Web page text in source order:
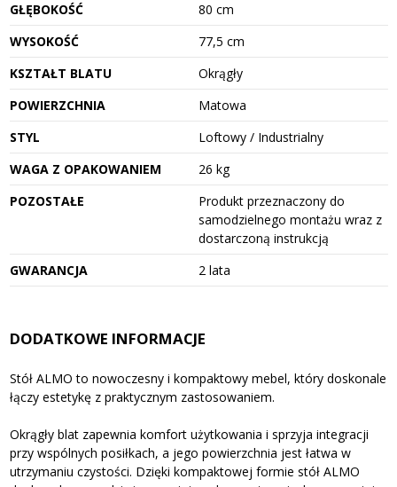
GŁĘBOKOŚĆ
80 cm
WYSOKOŚĆ
77,5 cm
KSZTAŁT BLATU
Okrągły
POWIERZCHNIA
Matowa
STYL
Loftowy / Industrialny
WAGA Z OPAKOWANIEM
26 kg
POZOSTAŁE
Produkt przeznaczony do
samodzielnego montażu wraz z
dostarczoną instrukcją
GWARANCJA
2 lata
DODATKOWE INFORMACJE
Stół ALMO to nowoczesny i kompaktowy mebel, który doskonale
łączy estetykę z praktycznym zastosowaniem.
Okrągły blat zapewnia komfort użytkowania i sprzyja integracji
przy wspólnych posiłkach, a jego powierzchnia jest łatwa w
utrzymaniu czystości. Dzięki kompaktowej formie stół ALMO